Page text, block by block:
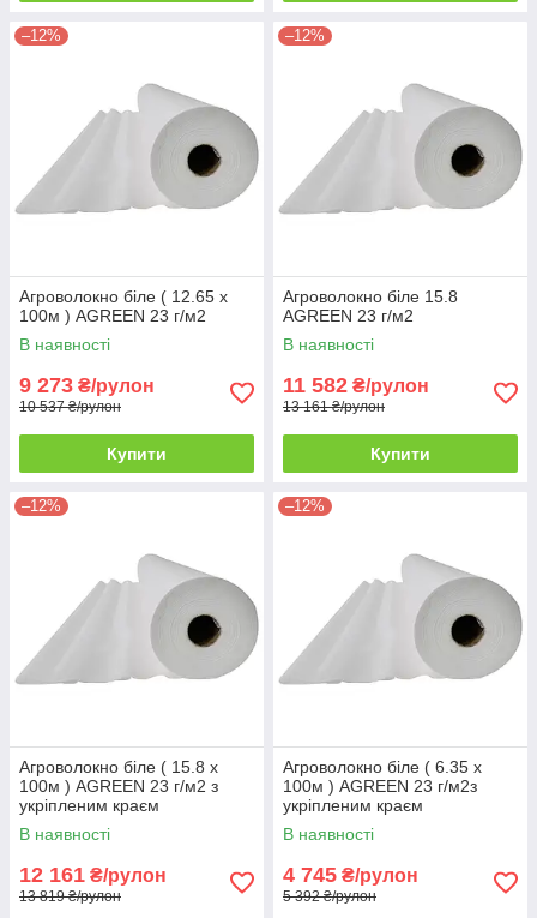
–12%
Агроволокно біле ( 12.65 х
100м ) AGREEN 23 г/м2
В наявності
9 273 ₴/рулон
10 537 ₴/рулон
Купити
–12%
Агроволокно біле 15.8
AGREEN 23 г/м2
В наявності
11 582 ₴/рулон
13 161 ₴/рулон
Купити
–12%
Агроволокно біле ( 15.8 х
100м ) AGREEN 23 г/м2 з
укріпленим краєм
В наявності
12 161 ₴/рулон
13 819 ₴/рулон
–12%
Агроволокно біле ( 6.35 х
100м ) AGREEN 23 г/м2з
укріпленим краєм
В наявності
4 745 ₴/рулон
5 392 ₴/рулон